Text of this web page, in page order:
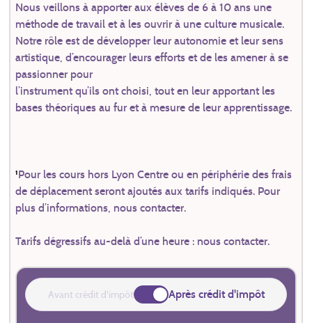
Nous veillons à apporter aux élèves de 6 à 10 ans une
méthode de travail et à les ouvrir à une culture musicale.
Notre rôle est de développer leur autonomie et leur sens
artistique, d’encourager leurs efforts et de les amener à se
passionner pour
l’instrument qu’ils ont choisi, tout en leur apportant les
bases théoriques au fur et à mesure de leur apprentissage.
¹Pour les cours hors Lyon Centre ou en périphérie des frais
de déplacement seront ajoutés aux tarifs indiqués. Pour
plus d’informations, nous contacter.
Tarifs dégressifs au-delà d’une heure : nous contacter.
Avant crédit d'impôt Après crédit d'impôt